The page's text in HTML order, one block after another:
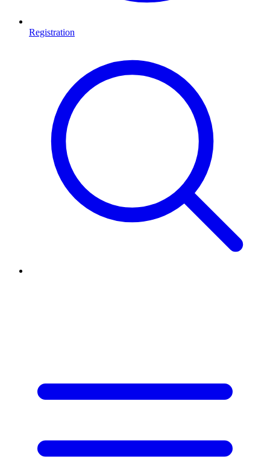
Registration